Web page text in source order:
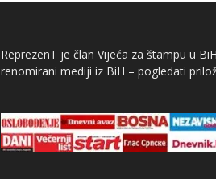
ReprezenT je član Vijeća za štampu u
renomirani mediji iz BiH – pogledati